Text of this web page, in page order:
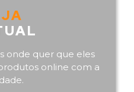
onde quer que eles
online com a